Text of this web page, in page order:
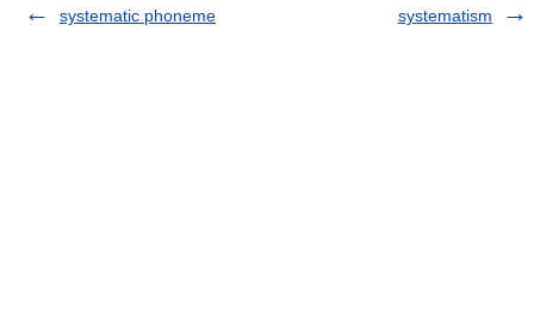
systematic phoneme
systematism